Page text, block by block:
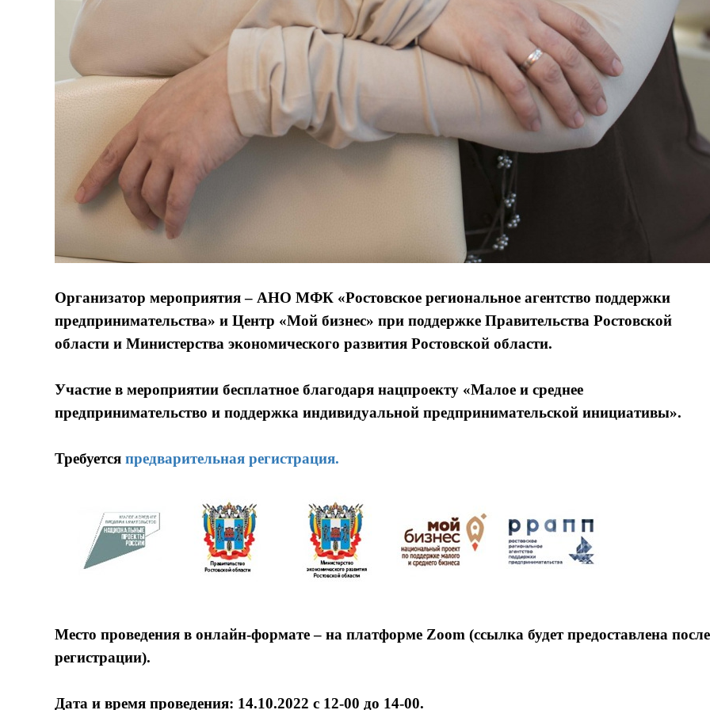
Организатор мероприятия– АНО МФК «Ростовское региональное агентство поддержки
предпринимательства» и Центр «Мой бизнес» при поддержке Правительства Ростовской
области и Министерства экономического развития Ростовской области.
Участие в мероприятии бесплатное благодаря нацпроекту «Малое и среднее
предпринимательство и поддержка индивидуальной предпринимательской инициативы».
Требуется предварительная регистрация.
Место проведения в онлайн-формате – на платформе Zoom (ссылка будет предоставлена после
регистрации).
Дата и время проведения: 14.10.2022 с 12-00 до 14-00.